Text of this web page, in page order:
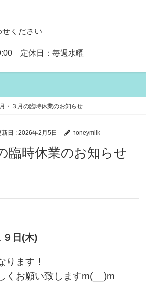
せください
定休日：毎週水曜
・３月の臨時休業のお知らせ
新日 : 2026年2月5日 honeymilk
の臨時休業のお知らせ
９日(木)
ります！
くお願い致しますm(__)m